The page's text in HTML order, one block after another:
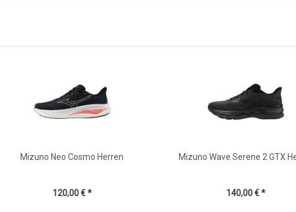
Mizuno Neo Cosmo Herren
120,00 € *
Mizuno Wave Serene 2 GTX
140,00 € *